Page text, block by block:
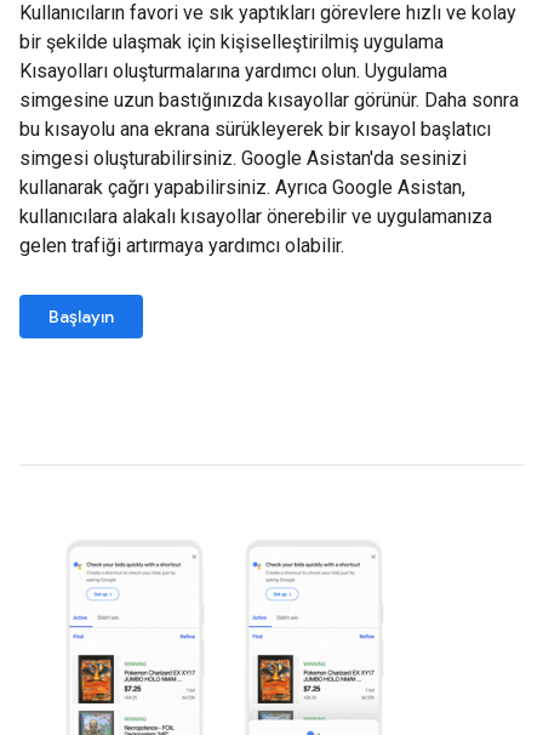
Kullanıcıların favori ve sık yaptıkları görevlere hızlı ve kolay
bir şekilde ulaşmak için kişiselleştirilmiş uygulama
Kısayolları oluşturmalarına yardımcı olun. Uygulama
simgesine uzun bastığınızda kısayollar görünür. Daha sonra
bu kısayolu ana ekrana sürükleyerek bir kısayol başlatıcı
simgesi oluşturabilirsiniz. Google Asistan'da sesinizi
kullanarak çağrı yapabilirsiniz. Ayrıca Google Asistan,
kullanıcılara alakalı kısayollar önerebilir ve uygulamanıza
gelen trafiği artırmaya yardımcı olabilir.
Başlayın